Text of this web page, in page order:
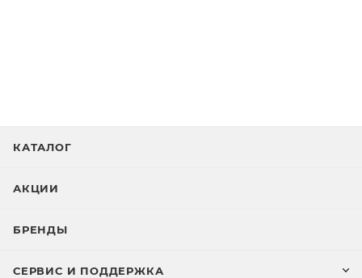
КАТАЛОГ
АКЦИИ
БРЕНДЫ
СЕРВИС И ПОДДЕРЖКА